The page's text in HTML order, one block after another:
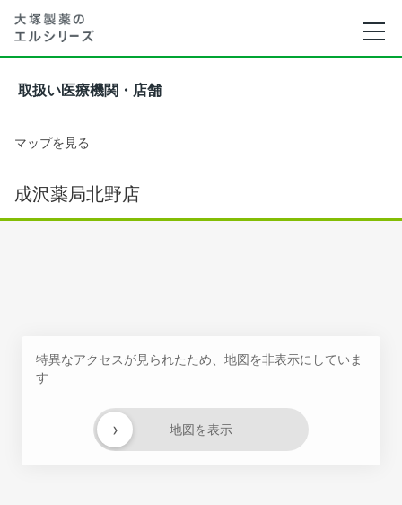
取扱い医療機関・店舗
マップを見る
成沢薬局北野店
特異なアクセスが見られたため、地図を非表示にしていま
す
地図を表示
›